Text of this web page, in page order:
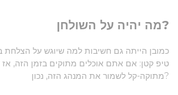
מה יהיה על השולחן?
כמובן הייתה גם חשיבות למה שיוגש על הצלחת
טיפ קטן: אם אתם אוכלים מתוקים בזמן הזה,
מתוקה-קל לשמור את המנהג הזה, נכון?